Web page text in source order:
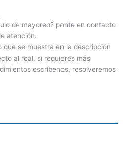
de mayoreo? ponte en contacto
atención.
que se muestra en la descripción
al real, si requieres más
escríbenos, resolveremos